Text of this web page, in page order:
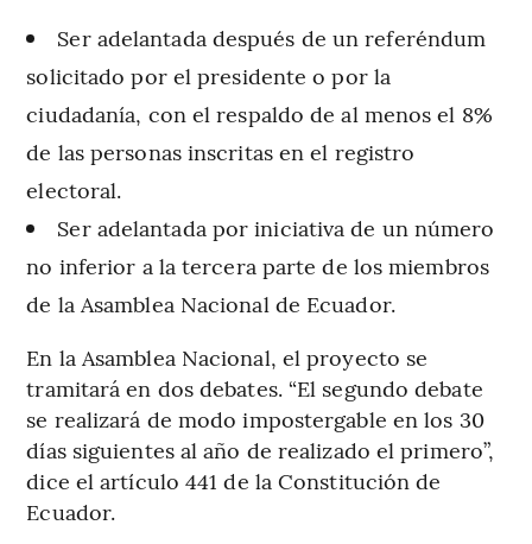
Ser adelantada después de un referéndum
solicitado por el presidente o por la
ciudadanía, con el respaldo de al menos el 8%
de las personas inscritas en el registro
electoral.
Ser adelantada por iniciativa de un número
no inferior a la tercera parte de los miembros
de la Asamblea Nacional de Ecuador.
En la Asamblea Nacional, el proyecto se
tramitará en dos debates. “El segundo debate
se realizará de modo impostergable en los 30
días siguientes al año de realizado el primero”,
dice el artículo 441 de la Constitución de
Ecuador.